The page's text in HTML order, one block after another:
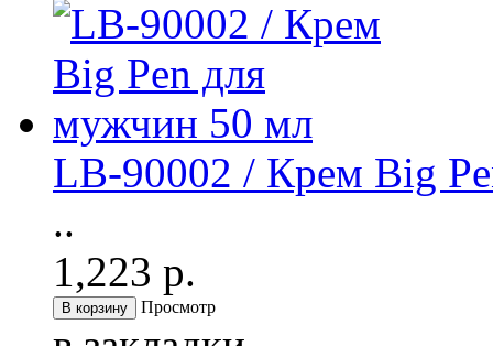
LB-90002 / Крем Big
..
1,223 р.
Просмотр